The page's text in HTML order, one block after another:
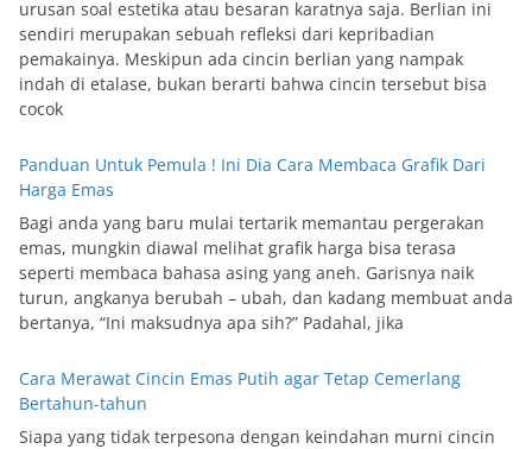
urusan soal estetika atau besaran karatnya saja. Berlian ini
sendiri merupakan sebuah refleksi dari kepribadian
pemakainya. Meskipun ada cincin berlian yang nampak
indah di etalase, bukan berarti bahwa cincin tersebut bisa
cocok
Panduan Untuk Pemula ! Ini Dia Cara Membaca Grafik Dari
Harga Emas
Bagi anda yang baru mulai tertarik memantau pergerakan
emas, mungkin diawal melihat grafik harga bisa terasa
seperti membaca bahasa asing yang aneh. Garisnya naik
turun, angkanya berubah – ubah, dan kadang membuat anda
bertanya, “Ini maksudnya apa sih?” Padahal, jika
Cara Merawat Cincin Emas Putih agar Tetap Cemerlang
Bertahun-tahun
Siapa yang tidak terpesona dengan keindahan murni cincin